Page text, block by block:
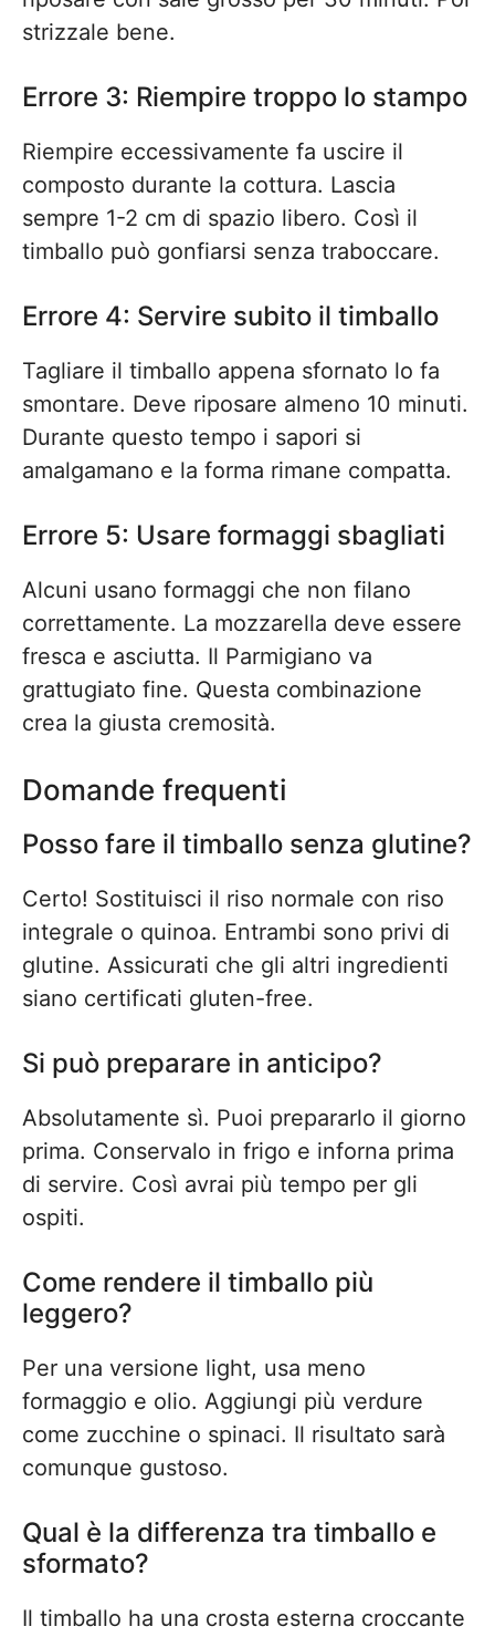
strizzale bene.
Errore 3: Riempire troppo lo stampo
Riempire eccessivamente fa uscire il
composto durante la cottura. Lascia
sempre 1-2 cm di spazio libero. Così il
timballo può gonfiarsi senza traboccare.
Errore 4: Servire subito il timballo
Tagliare il timballo appena sfornato lo fa
smontare. Deve riposare almeno 10 minuti.
Durante questo tempo i sapori si
amalgamano e la forma rimane compatta.
Errore 5: Usare formaggi sbagliati
Alcuni usano formaggi che non filano
correttamente. La mozzarella deve essere
fresca e asciutta. Il Parmigiano va
grattugiato fine. Questa combinazione
crea la giusta cremosità.
Domande frequenti
Posso fare il timballo senza glutine?
Certo! Sostituisci il riso normale con riso
integrale o quinoa. Entrambi sono privi di
glutine. Assicurati che gli altri ingredienti
siano certificati gluten-free.
Si può preparare in anticipo?
Absolutamente sì. Puoi prepararlo il giorno
prima. Conservalo in frigo e inforna prima
di servire. Così avrai più tempo per gli
ospiti.
Come rendere il timballo più
leggero?
Per una versione light, usa meno
formaggio e olio. Aggiungi più verdure
come zucchine o spinaci. Il risultato sarà
comunque gustoso.
Qual è la differenza tra timballo e
sformato?
Il timballo ha una crosta esterna croccante